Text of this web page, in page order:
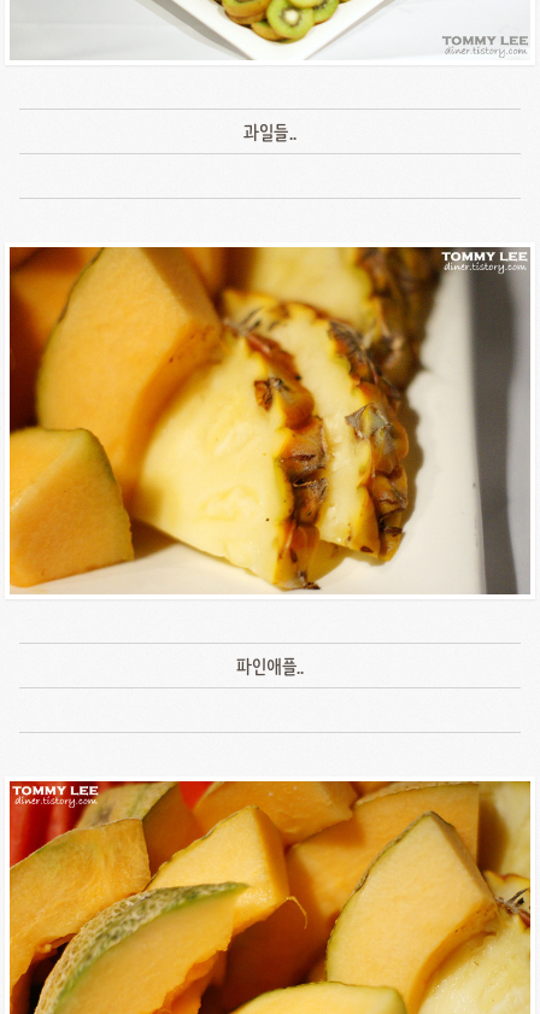
과일들..
파인애플..